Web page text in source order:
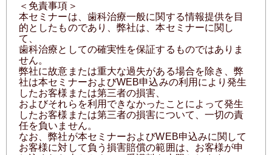
＜免責事項＞
本セミナーは、歯科治療一般に関する情報提供を目
的としたものであり、弊社は、本セミナーに関し
て、
歯科治療としての確実性を保証するものではありま
せん。
弊社に故意または重大な過失がある場合を除き、弊
社は本セミナーおよびWEB申込みの利用により発生
したお客様または第三者の損害、
およびそれらを利用できなかったことによって発生
したお客様または第三者の損害について、一切の責
任を負いません。
なお、弊社が本セミナーおよびWEB申込みに関して
お客様に対して負う損害賠償の範囲は、お客様が申